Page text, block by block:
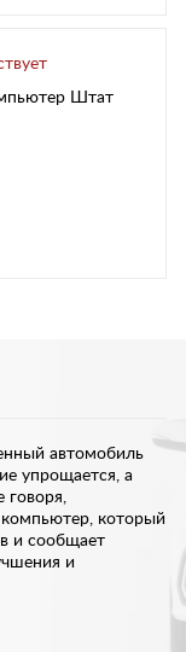
Штат
автомобиль
упрощается, а
говоря,
который
и сообщает
и